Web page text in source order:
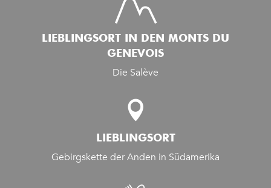
LIEBLINGSORT IN DEN MONTS DU
GENEVOIS
Die Salève
LIEBLINGSORT
Gebirgskette der Anden in Südamerika